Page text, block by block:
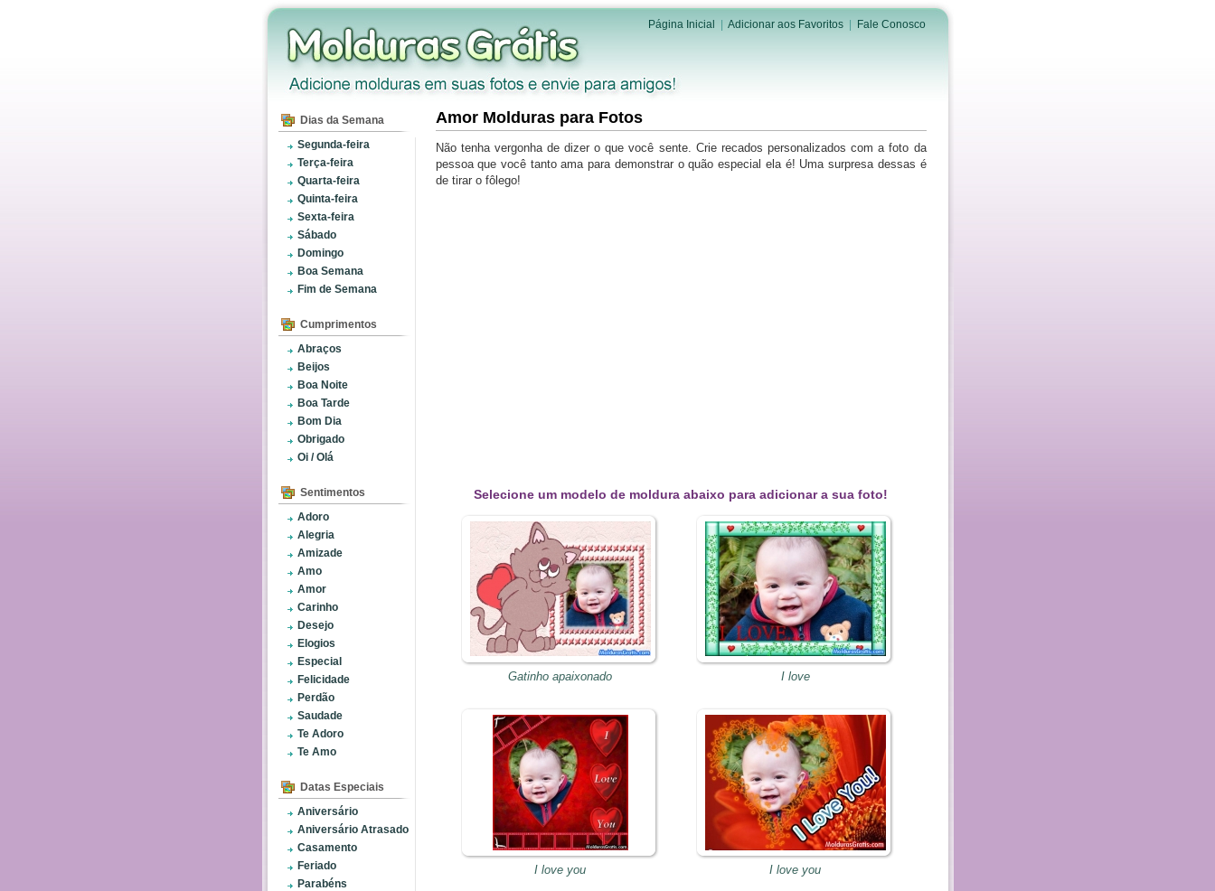
Página Inicial Adicionar aos Favoritos| Fale Conosco
Dias da Semana
Segunda-feira
Terça-feira
Quarta-feira
Quinta-feira
Sexta-feira
Sábado
Domingo
Boa Semana
Fim de Semana
Cumprimentos
Abraços
Beijos
Boa Noite
Boa Tarde
Bom Dia
Obrigado
Oi / Olá
Sentimentos
Adoro
Alegria
Amizade
Amo
Amor
Carinho
Desejo
Elogios
Especial
Felicidade
Perdão
Saudade
Te Adoro
Te Amo
Datas Especiais
Aniversário
Aniversário Atrasado
Casamento
Feriado
Parabéns
Amor Molduras para Fotos
Não tenha vergonha de dizer o que você sente. Crie recados personalizados com a foto da
pessoa que você tanto ama para demonstrar o quão especial ela é! Uma surpresa dessas é
de tirar o fôlego!
Selecione um modelo de moldura abaixo para adicionar a sua foto!
Gatinho apaixonado I love
I love you I love you